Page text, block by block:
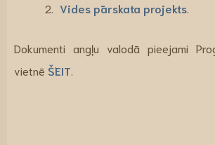
Vides pārskata projekts
Dokumenti angļu valodā pieejami
vietnē ŠEIT